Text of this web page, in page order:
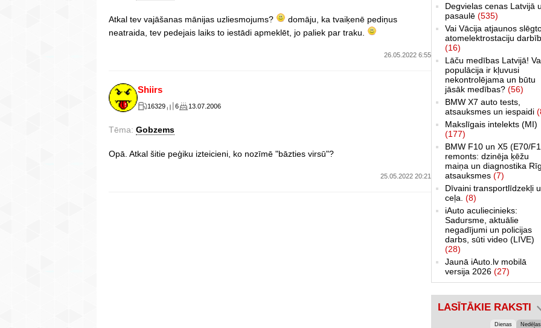
Atkal tev vajāšanas mānijas uzliesmojums?
domāju, ka tvaiķenē pediņus
neatraida, tev pedejais laiks to iestādi apmeklēt, jo paliek par traku.
26.05.2022 6:55
Shiirs
16329 6 13.07.2006
Tēma: Gobzems
Opā. Atkal šitie peģiku izteicieni, ko nozīmē "bāzties virsū"?
25.05.2022 20:21
Degvielas cenas Latvijā
pasaulē (535)
Vai Vācija atjaunos
atomelektrostaciju
(16)
Lāču medības Latvijā!
populācija ir kļuvusi
nekontrolējama un būtu
jāsāk medības? (56)
BMW X7 auto tests,
atsauksmes un iespaidi
Makslīgais intelekts (MI)
(177)
BMW F10 un X5 (E70/
remonts: dzinēja ķēžu
maiņa un diagnostika
atsauksmes (7)
Dīvaini transportlīdzekļi
ceļa. (8)
iAuto aculiecinieks:
Sadursme, aktuālie
negadījumi un policijas
darbs, sūti video (LIVE)
(28)
Jaunā iAuto.lv mobilā
versija 2026 (27)
LASĪTĀKIE RAKSTI
Dienas Nedēļas